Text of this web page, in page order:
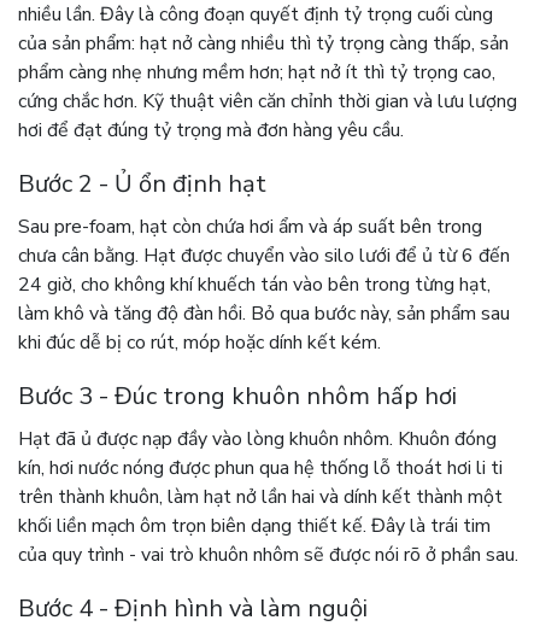
nhiều lần. Đây là công đoạn quyết định tỷ trọng cuối cùng
của sản phẩm: hạt nở càng nhiều thì tỷ trọng càng thấp, sản
phẩm càng nhẹ nhưng mềm hơn; hạt nở ít thì tỷ trọng cao,
cứng chắc hơn. Kỹ thuật viên căn chỉnh thời gian và lưu lượng
hơi để đạt đúng tỷ trọng mà đơn hàng yêu cầu.
Bước 2 - Ủ ổn định hạt
Sau pre-foam, hạt còn chứa hơi ẩm và áp suất bên trong
chưa cân bằng. Hạt được chuyển vào silo lưới để ủ từ 6 đến
24 giờ, cho không khí khuếch tán vào bên trong từng hạt,
làm khô và tăng độ đàn hồi. Bỏ qua bước này, sản phẩm sau
khi đúc dễ bị co rút, móp hoặc dính kết kém.
Bước 3 - Đúc trong khuôn nhôm hấp hơi
Hạt đã ủ được nạp đầy vào lòng khuôn nhôm. Khuôn đóng
kín, hơi nước nóng được phun qua hệ thống lỗ thoát hơi li ti
trên thành khuôn, làm hạt nở lần hai và dính kết thành một
khối liền mạch ôm trọn biên dạng thiết kế. Đây là trái tim
của quy trình - vai trò khuôn nhôm sẽ được nói rõ ở phần sau.
Bước 4 - Định hình và làm nguội